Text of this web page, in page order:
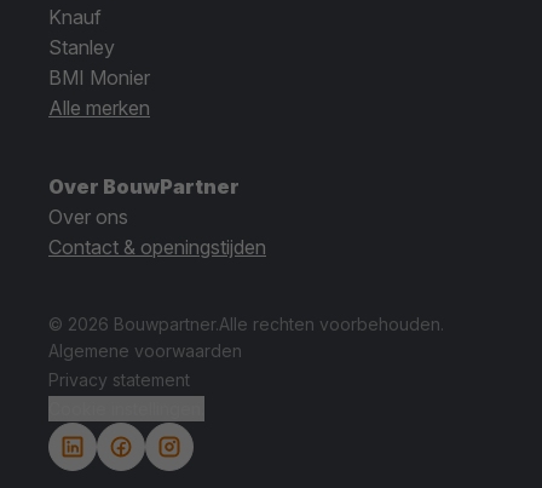
Knauf
Stanley
BMI Monier
Alle merken
Over BouwPartner
Over ons
Contact & openingstijden
© 2026 Bouwpartner.Alle rechten voorbehouden.
Algemene voorwaarden
Privacy statement